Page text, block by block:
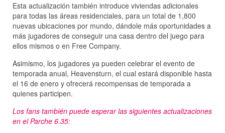
Esta actualización también introduce viviendas adicionales
para todas las áreas residenciales, para un total de 1,800
nuevas ubicaciones por mundo, dándole más oportunidades a
más jugadores de conseguir una casa dentro del juego para
ellos mismos o en Free Company.
Asimismo, los jugadores ya pueden celebrar el evento de
temporada anual, Heavensturn, el cual estará disponible hasta
el 16 de enero y ofrecerá recompensas de temporada a
quienes participen.
Los fans también puede esperar las siguientes actualizaciones
en el Parche 6.35: